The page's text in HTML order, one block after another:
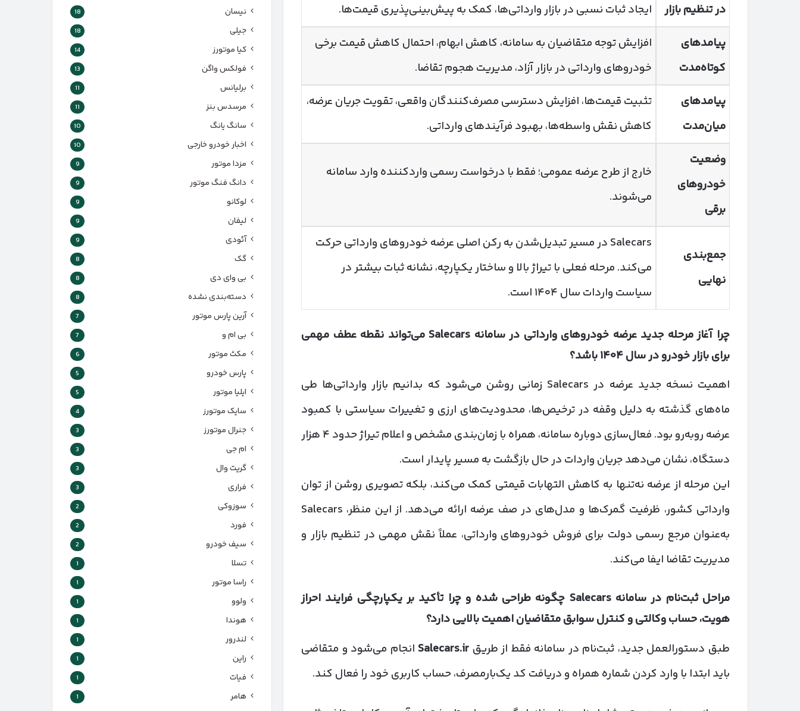
در تنظیم بازار
ایجاد ثبات نسبی در بازار وارداتی‌ها، کمک به پیش‌بینی‌پذیری قیمت‌ها.
پیامدهای
کوتاه‌مدت
افزایش توجه متقاضیان به سامانه، کاهش ابهام، احتمال کاهش قیمت برخی
خودروهای وارداتی در بازار آزاد، مدیریت هجوم تقاضا.
پیامدهای
میان‌مدت
تثبیت قیمت‌ها، افزایش دسترسی مصرف‌کنندگان واقعی، تقویت جریان عرضه،
کاهش نقش واسطه‌ها، بهبود فرآیندهای وارداتی.
وضعیت
خودروهای
برقی
خارج از طرح عرضه عمومی؛ فقط با درخواست رسمی واردکننده وارد سامانه
می‌شوند.
جمع‌بندی
نهایی
Salecars در مسیر تبدیل‌شدن به رکن اصلی عرضه خودروهای وارداتی حرکت
می‌کند. مرحله فعلی با تیراژ بالا و ساختار یکپارچه، نشانه ثبات بیشتر در
سیاست واردات سال ۱۴۰۴ است.
چرا آغاز مرحله جدید عرضه خودروهای وارداتی در سامانه
می‌تواند نقطه عطف مهمی
برای بازار خودرو در سال۱۴۰۴باشد؟
اهمیت نسخه جدید عرضه در Salecars زمانی روشن می‌شود که بدانیم بازار وارداتی‌ها طی
ماه‌های گذشته به دلیل وقفه در ترخیص‌ها، محدودیت‌های ارزی و تغییرات سیاستی با کمبود
عرضه روبه‌رو بود. فعال‌سازی دوباره سامانه، همراه با زمان‌بندی مشخص و اعلام تیراژ حدود ۴ هزار
دستگاه، نشان می‌دهد جریان واردات در حال بازگشت به مسیر پایدار است.
این مرحله از عرضه نه‌تنها به کاهش التهابات قیمتی کمک می‌کند، بلکه تصویری روشن از توان
وارداتی کشور، ظرفیت گمرک‌ها و مدل‌های در صف عرضه ارائه می‌دهد. از این منظر، Salecars
به‌عنوان مرجع رسمی دولت برای فروش خودروهای وارداتی، عملاً نقش مهمی در تنظیم بازار و
مدیریت تقاضا ایفا می‌کند.
مراحل ثبت‌نام در سامانه Salecars
چگونه طراحی شده و چرا تأکید بر یکپارچگی فرایند احراز
هویت، حساب وکالتی و کنترل سوابق متقاضیان اهمیت بالایی دارد؟
طبق دستورالعمل جدید، ثبت‌نام در سامانه فقط از طریق Salecars.ir انجام می‌شود و متقاضی
باید ابتدا با وارد کردن شماره همراه و دریافت کد یک‌بارمصرف، حساب کاربری خود را فعال کند.
نیسان 18
جیلی 18
کیا موتورز 14
فولکس واگن 13
برلیانس 11
مرسدس بنز 11
سانگ یانگ 10
اخبار خودرو خارجی 10
مزدا موتور 9
دانگ فنگ موتور 9
لوکانو 9
لیفان 9
آئودی 9
گک 8
بی وای دی 8
دسته‌بندی نشده 8
آرین پارس موتور 7
بی ام و 7
مکث موتور 6
پارس‌ خودرو 5
ایلیا موتور 5
سایک موتورز 4
جنرال موتورز 3
ام جی 3
گریت وال 3
فراری 3
سوزوکی 2
فورد 2
سیف خودرو 2
تسلا 1
راسا موتور 1
ولوو 1
هوندا 1
لندرور 1
راین 1
فیات 1
هامر 1